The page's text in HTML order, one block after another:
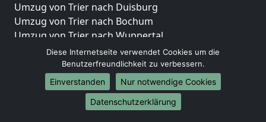
Umzug von Trier nach Duisburg
Umzug von Trier nach Bochum
Umzug von Trier nach Wuppertal
Umzug von Trier nach Bielefeld
Umzug von Trier nach Bonn
Umzug von Trier nach Münster
Internationale-Umzüge
Diese Internetseite verwendet Cookies um die
Benutzerfreundlichkeit zu verbessern.
Einverstanden
Nur notwendige Cookies
Datenschutzerklärung